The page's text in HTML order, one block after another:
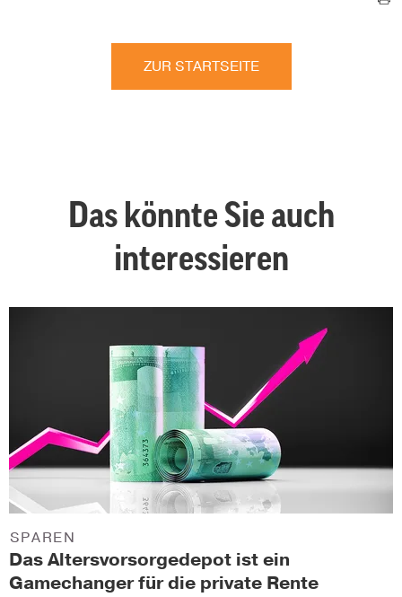
ZUR STARTSEITE
Das könnte Sie auch
interessieren
Das Altersvorsorgedepot ist ein
Gamechanger für die private Rente
SPAREN